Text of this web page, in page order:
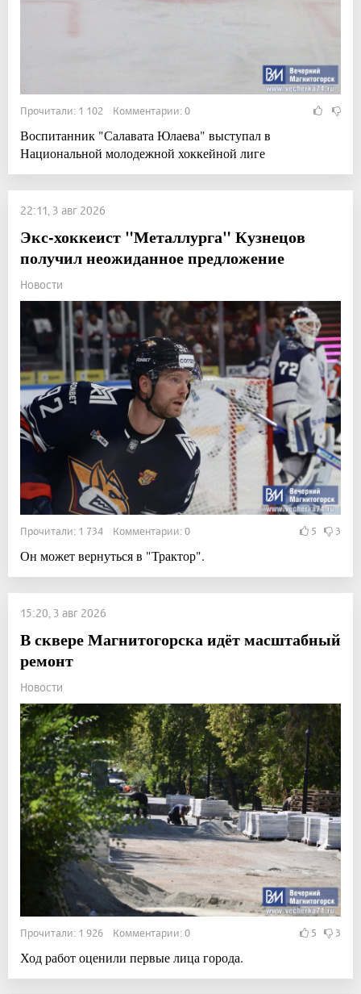
Прочитали: 1 102 Комментарии: 0
Воспитанник "Салавата Юлаева" выступал в
Национальной молодежной хоккейной лиге
22:11, 3 авг 2026
Экс-хоккеист "Металлурга" Кузнецов
получил неожиданное предложение
Новости
Прочитали: 1 734 Комментарии: 0 5 3
Он может вернуться в "Трактор".
15:20, 3 авг 2026
В сквере Магнитогорска идёт масштабный
ремонт
Новости
Прочитали: 1 926 Комментарии: 0 5 3
Ход работ оценили первые лица города.